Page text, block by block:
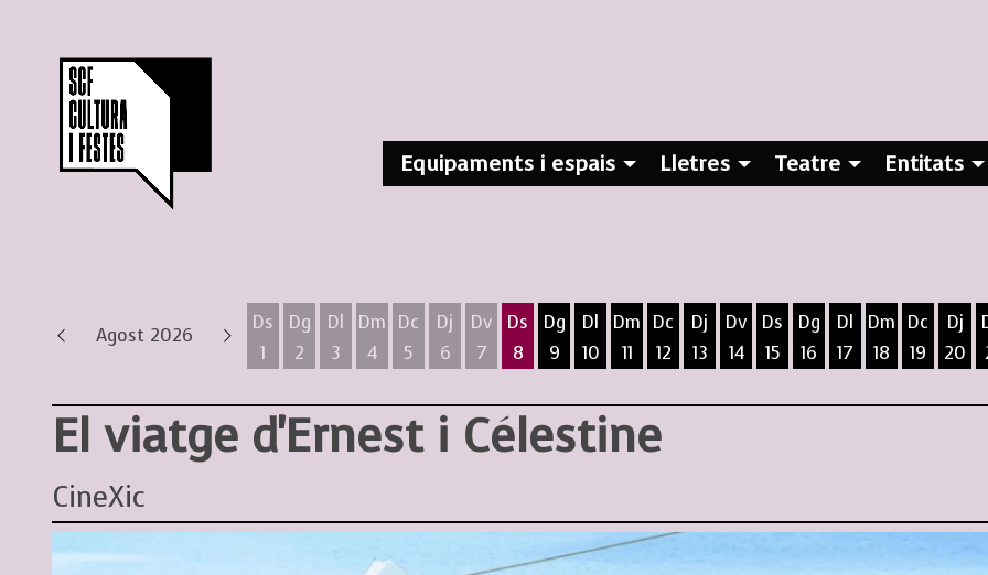
Equipaments i espais Lletres Teatre Entitats
Agost 2026
Ds
1
Dg
2
Dl
3
Dm
4
Dc
5
Dj
6
Dv
7
Ds
8
Dg
9
Dl
10
Dm
11
Dc
12
Dj
13
Dv
14
Ds
15
Dg
16
Dl
17
Dm
18
Dc
19
Dj
20
El viatge d'Ernest i Célestine
CineXic